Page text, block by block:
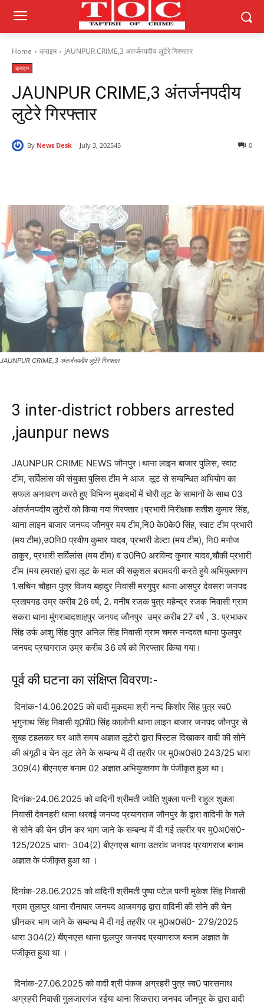
Home क्राइम JAUNPUR CRIME,3 अंतर्जनपदीय लुटेरे गिरफ्तार
क्राइम
JAUNPUR CRIME,3 अंतर्जनपदीय
लुटेरे गिरफ्तार
By News Desk July 3, 2025 0
45
JAUNPUR CRIME,3 अंतर्जनपदीय लुटेरे गिरफ्तार
3 inter-district robbers arrested
,jaunpur news
JAUNPUR CRIME NEWS जौनपुर।थाना लाइन बाजार पुलिस, स्वाट
टींम, सर्विलांस की संयुक्त पुलिस टीम ने आज लूट से सम्बन्धित अभियोग का
सफल अनावरण करते हुए विभिन्न मुकदमों में चोरी लूट के सामानों के साथ 03
अंतर्जनपदीय लुटेरों को किया गया गिरफ्तार।प्रभारी निरीक्षक सतीश कुमार सिंह,
थाना लाइन बाजार जनपद जौनपुर मय टीम,नि0 के0के0 सिंह, स्वाट टीम प्रभारी
(मय टीम),उ0नि0 प्रवीण कुमार यादव, प्रभारी डेल्टा (मय टीम), नि0 मनोज
ठाकुर, प्रभारी सर्विलांस (मय टीम) व उ0नि0 अरविन्द कुमार यादव,चौकी प्रभारी
टीम (मय हमराह) द्वारा लूट के माल की सकुशल बरामदगी करते हुये अभियुक्तगण
1.सचिन चौहान पुत्र विजय बहादुर निवासी मरगुपुर थाना आसपुर देवसरा जनपद
प्रतापगढ उम्र करीब 26 वर्ष, 2. मनीष रजक पुत्र महेन्द्र रजक निवासी ग्राम
सकरा थाना मुंगराबादशाहपुर जनपद जौनपुर उम्र करीब 27 वर्ष , 3. प्रभाकर
सिंह उर्फ आशु सिंह पुत्र अनिल सिंह निवासी ग्राम चमरु नन्दवत थाना फुलपुर
जनपद प्रयागराज उम्र करीब 36 वर्ष को गिरफ्तार किया गया।
पूर्व की घटना का संक्षिप्त विवरणः-
दिनांक-14.06.2025 को वादी मुकदमा श्री नन्द किशोर सिंह पुत्र स्व0
भृगुनाथ सिंह निवासी यू0पी0 सिंह कालोनी थाना लाइन बाजार जनपद जौनपुर से
सुबह टहलकर घर आते समय अज्ञात लूटेरो द्वारा पिस्टल दिखाकर वादी की सोने
की अंगूठी व चेन लूट लेने के सम्बन्ध में दी तहरीर पर मु0अ0सं0 243/25 धारा
309(4) बीएनएस बनाम 02 अज्ञात अभियुक्तगण के पंजीकृत हुआ था।
दिनांक-24.06.2025 को वादिनी श्रीमती ज्योति शुक्ला पत्नी राहुल शुक्ला
निवासी देवनहरी थाना थरवई जनपद प्रयागराज जौनपुर के द्वारा वादिनी के गले
से सोने की चेन छीन कर भाग जाने के सम्बन्ध में दी गई तहरीर पर मु0अ0सं0-
125/2025 धारा- 304(2) बीएनएस थाना उतरांव जनपद प्रयागराज बनाम
अज्ञात के पंजीकृत हुआ था ।
दिनांक-28.06.2025 को वादिनी श्रीमती पुष्पा पटेल पत्नी मुकेश सिंह निवासी
ग्राम तुलापुर थाना रौनापार जनपद आजमगढ़ द्वारा वादिनी की सोने की चेन
छीनकर भाग जाने के सम्बन्ध में दी गई तहरीर पर मु0अ0सं0- 279/2025
धारा 304(2) बीएनएस थाना फूलपुर जनपद प्रयागराज बनाम अज्ञात के
पंजीकृत हुआ था ।
दिनांक-27.06.2025 को वादी श्री पंकज अग्रहरी पुत्र स्व0 पारसनाथ
अग्रहरी निवासी गुलजारगंज रईया थाना सिकरारा जनपद जौनपुर के द्वारा वादी